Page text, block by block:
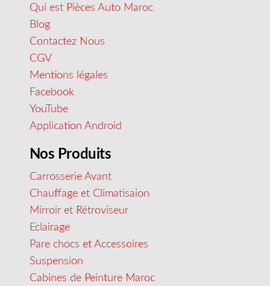
Qui est Pièces Auto Maroc
Blog
Contactez Nous
CGV
Mentions légales
Facebook
YouTube
Application Android
Nos Produits
Carrosserie Avant
Chauffage et Climatisaion
Mirroir et Rétroviseur
Eclairage
Pare chocs et Accessoires
Suspension
Cabines de Peinture Maroc